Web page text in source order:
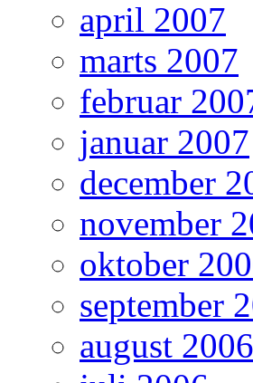
april 2007
marts 2007
februar
januar 2007
december
november
oktober
september
august 2006